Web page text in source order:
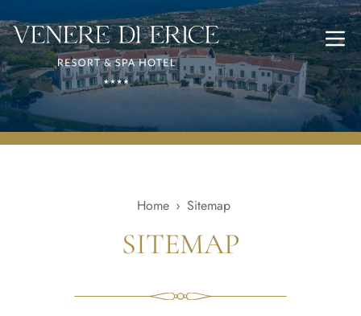
Home › Sitemap
SITEMAP